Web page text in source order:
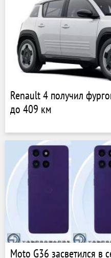
Renault 4 получил
до 409 км
Moto G36 засветился в